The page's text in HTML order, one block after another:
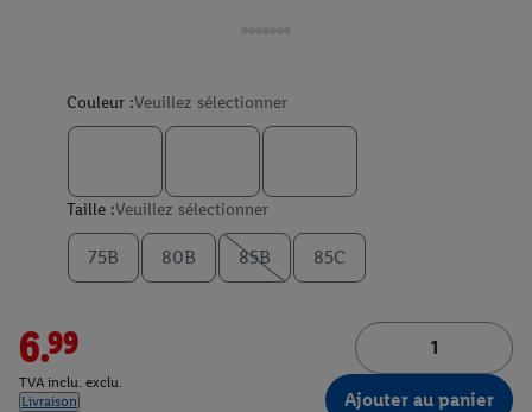
Couleur :Veuillez sélectionner
Taille :Veuillez sélectionner
75B 80B 85B 85C
6.99
TVA inclu. exclu.
Livraison
Ajouter au panier